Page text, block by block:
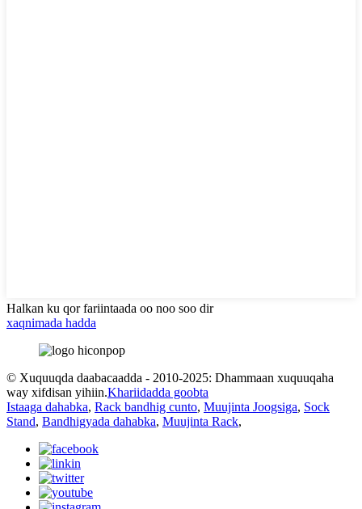
Halkan ku qor fariintaada oo noo soo dir
xaqnimada hadda
© Xuquuqda daabacaadda - 2010-2025: Dhammaan xuquuqaha
way xifdisan yihiin.Khariidadda goobta
Istaaga dahabka, Rack bandhig cunto, Muujinta Joogsiga, Sock
Stand, Bandhigyada dahabka, Muujinta Rack,